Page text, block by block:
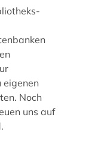
eigenen
Noch
uns auf